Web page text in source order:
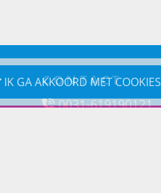
IK GA AKKOORD MET COOKIES
CONTACT
0031-619190121